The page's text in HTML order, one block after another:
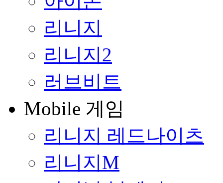
리니지
리니지2
러브비트
Mobile 게임
리니지 레드나이츠
리니지M